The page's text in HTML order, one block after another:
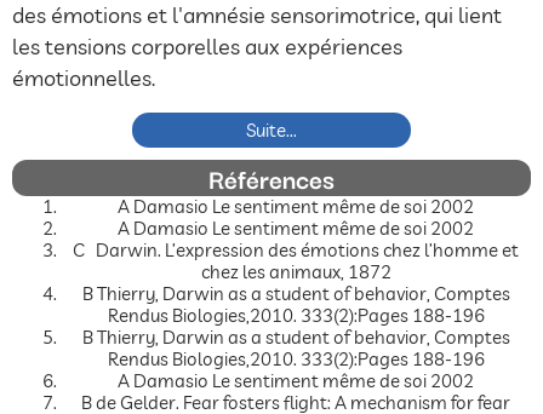
des émotions et l'amnésie sensorimotrice, qui lient
les tensions corporelles aux expériences
émotionnelles.
Suite...
Références
A Damasio Le sentiment même de soi 2002
A Damasio Le sentiment même de soi 2002
C Darwin. L’expression des émotions chez l’homme et
chez les animaux, 1872
B Thierry, Darwin as a student of behavior, Comptes
Rendus Biologies,2010. 333(2):Pages 188-196
B Thierry, Darwin as a student of behavior, Comptes
Rendus Biologies,2010. 333(2):Pages 188-196
A Damasio Le sentiment même de soi 2002
B de Gelder. Fear fosters flight: A mechanism for fear